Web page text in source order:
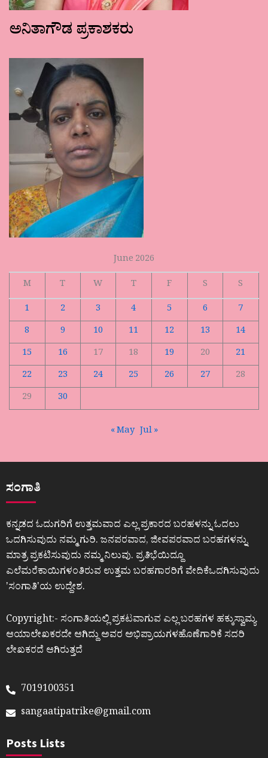
ಅನಿತಾಗೌಡ ಪ್ರಕಾಶಕರು
June 2026
M
T W T F S
S
1
2 3 4 5 6
7
8
9 10 11 12 13
14
15
16 17 18 19 20
21
22
23 24 25 26 27
28
29
30
« May Jul »
ಸಂಗಾತಿ
ಕನ್ನಡದ ಓದುಗರಿಗೆ ಉತ್ತಮವಾದ ಎಲ್ಲ ಪ್ರಕಾರದ ಬರಹಳನ್ನು ಓದಲು
ಒದಗಿಸುವುದು ನಮ್ಮ ಗುರಿ. ಜನಪರವಾದ, ಜೀವಪರವಾದ ಬರಹಗಳನ್ನು
ಮಾತ್ರ ಪ್ರಕಟಿಸುವುದು ನಮ್ಮ ನಿಲುವು. ಪ್ರತಿಭೆಯಿದ್ದೂ
ಎಲೆಮರೆಕಾಯಿಗಳಂತಿರುವ ಉತ್ತಮ ಬರಹಗಾರರಿಗೆ ವೇದಿಕೆಒದಗಿಸುವುದು
ʼಸಂಗಾತಿʼಯ ಉದ್ದೇಶ.
Copyright:- ಸಂಗಾತಿಯಲ್ಲಿ ಪ್ರಕಟವಾಗುವ ಎಲ್ಲ ಬರಹಗಳ ಹಕ್ಕುಸ್ವಾಮ್ಯ
ಆಯಾಲೇಖಕರದೇ ಆಗಿದ್ದು ಅವರ ಅಭಿಪ್ರಾಯಗಳಹೊಣೆಗಾರಿಕೆ ಸದರಿ
ಲೇಖಕರದೆ ಆಗಿರುತ್ತದೆ
7019100351
sangaatipatrike@gmail.com
Posts Lists